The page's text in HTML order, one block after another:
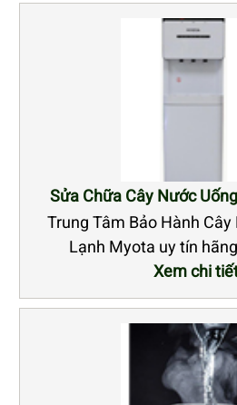
Sửa Chữa Cây Nước
Trung Tâm Bảo Hành
Lạnh Myota uy tín
Xem chi